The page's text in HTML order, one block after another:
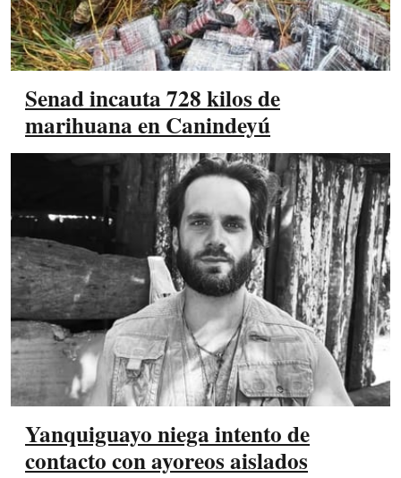
Senad incauta 728 kilos de
marihuana en Canindeyú
Yanquiguayo niega intento de
contacto con ayoreos aislados